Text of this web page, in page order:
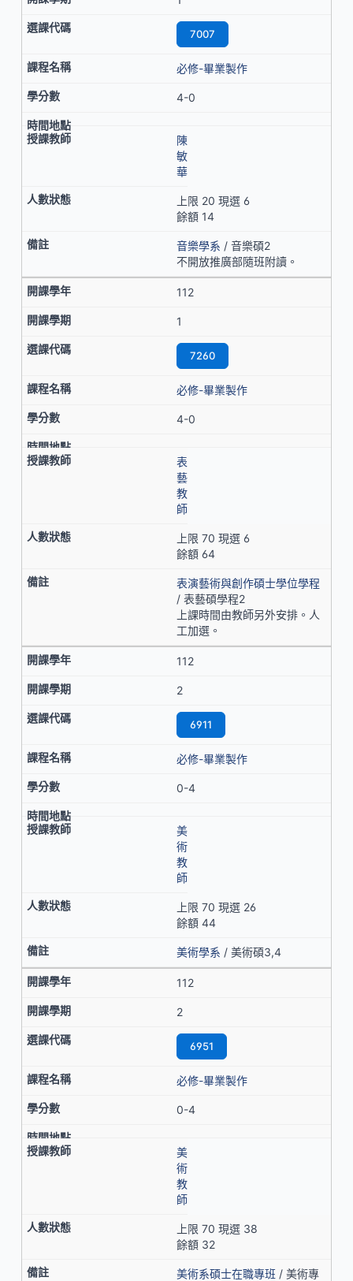
7007
必修-畢業製作
4-0
陳
敏
華
上限 20 現選 6
餘額 14
音樂學系 / 音樂碩2
不開放推廣部隨班附讀。
112
1
7260
必修-畢業製作
4-0
表
藝
教
師
上限 70 現選 6
餘額 64
表演藝術與創作碩士學位學程
/ 表藝碩學程2
上課時間由教師另外安排。人
工加選。
112
2
6911
必修-畢業製作
0-4
美
術
教
師
上限 70 現選 26
餘額 44
美術學系 / 美術碩3,4
112
2
6951
必修-畢業製作
0-4
美
術
教
師
上限 70 現選 38
餘額 32
美術系碩士在職專班 / 美術專